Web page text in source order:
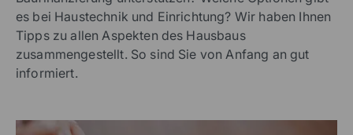
es bei Haustechnik und Einrichtung? Wir haben Ihnen
Tipps zu allen Aspekten des Hausbaus
zusammengestellt. So sind Sie von Anfang an gut
informiert.